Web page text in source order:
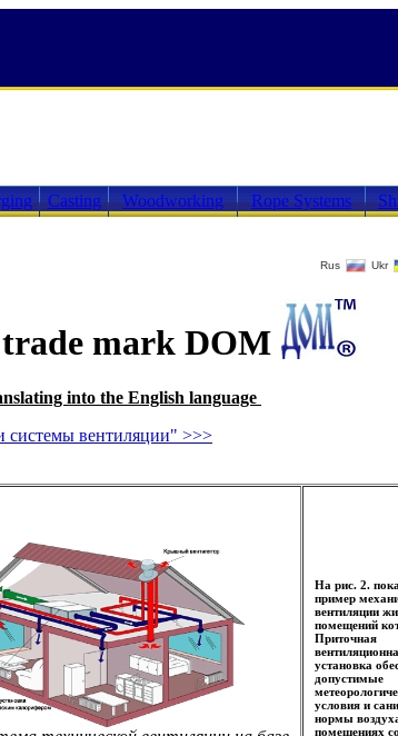
Casting Woodworking Rope Systems
Rus Ukr
mark DOM
into the English language
системы вентиляции" >>>
На рис. 2.
пример
вентиляции
помещений
Приточная
установка
допустимые
условия и
нормы
помещениях